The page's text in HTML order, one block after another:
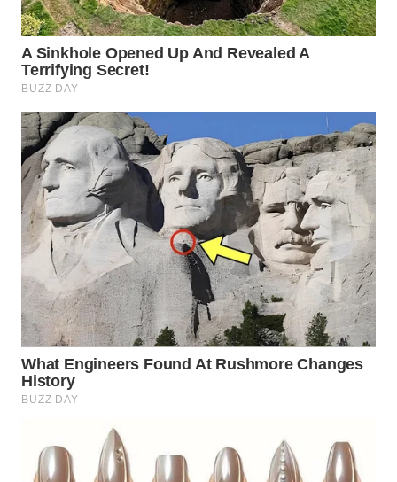
WN
LIKUPANG
WN
LABUANBAJO
WN
BORNEO
Wahana
Media
Group
WAHANA
NEWS
WAHANA
TANI
WAHANA
ADVOKAT